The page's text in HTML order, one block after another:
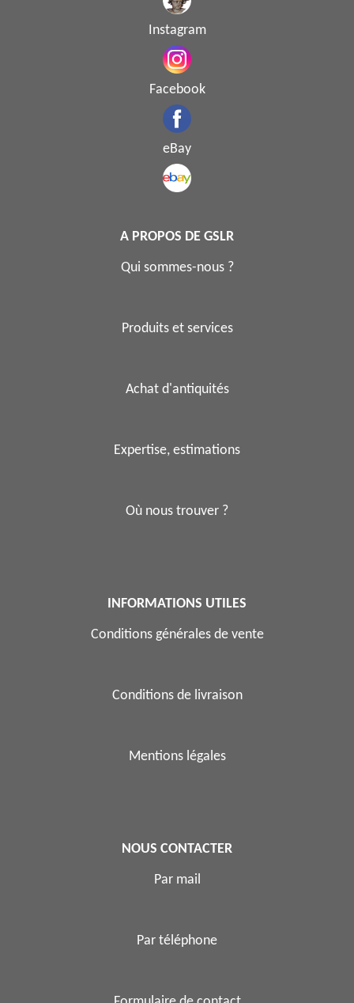
Instagram
Facebook
eBay
A PROPOS DE GSLR
Qui sommes-nous ?
Produits et services
Achat d'antiquités
Expertise, estimations
Où nous trouver ?
INFORMATIONS UTILES
Conditions générales de vente
Conditions de livraison
Mentions légales
NOUS CONTACTER
Par mail
Par téléphone